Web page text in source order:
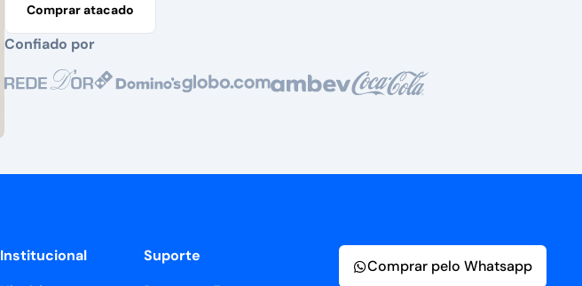
Comprar atacado
Confiado por
Institucional
Suporte
Comprar pelo Whatsapp